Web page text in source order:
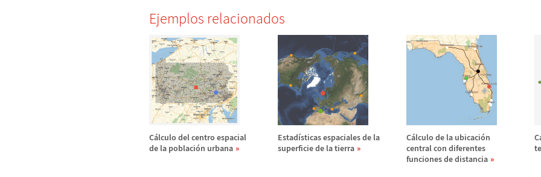
Ejemplos relacionados
Cálculo del centro espacial
de la población urbana
Estadísticas espaciales de la
superficie de la tierra
Cálculo de la ubicación
central con diferentes
funciones de distancia